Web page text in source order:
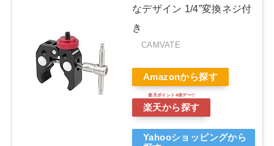
なデザイン 1/4”変換ネジ付
き
CAMVATE
Amazonから探す
楽天から探す
Yahooショッピングから